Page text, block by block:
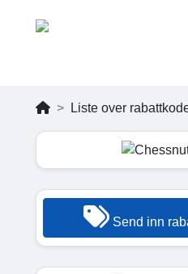
Liste over
Send inn